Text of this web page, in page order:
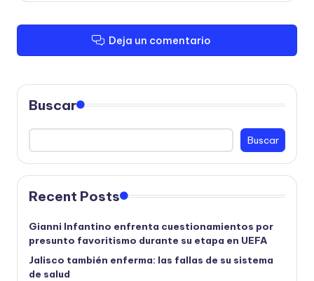
Deja un comentario
Buscar
Buscar
Recent Posts
Gianni Infantino enfrenta cuestionamientos por
presunto favoritismo durante su etapa en UEFA
Jalisco también enferma: las fallas de su sistema
de salud